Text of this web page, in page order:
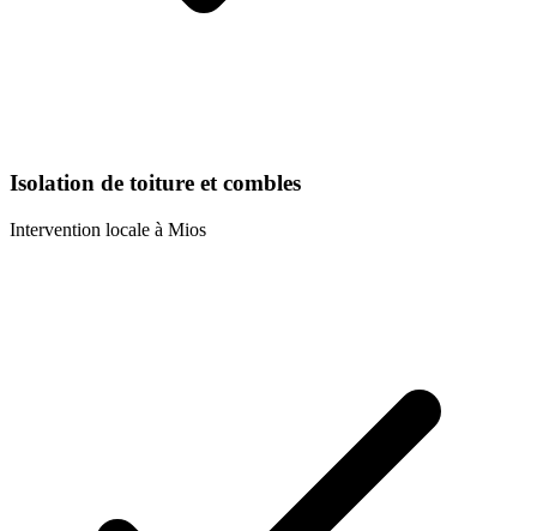
Isolation de toiture et combles
Intervention locale à Mios